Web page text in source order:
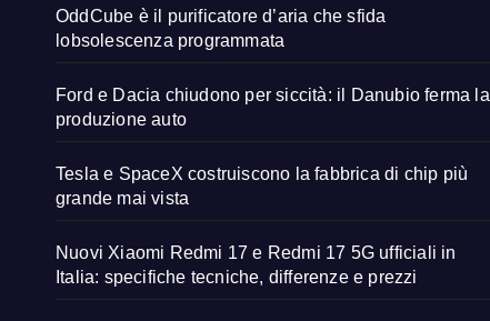
OddCube è il purificatore d’aria che sfida
lobsolescenza programmata
Ford e Dacia chiudono per siccità: il Danubio ferma la
produzione auto
Tesla e SpaceX costruiscono la fabbrica di chip più
grande mai vista
Nuovi Xiaomi Redmi 17 e Redmi 17 5G ufficiali in
Italia: specifiche tecniche, differenze e prezzi